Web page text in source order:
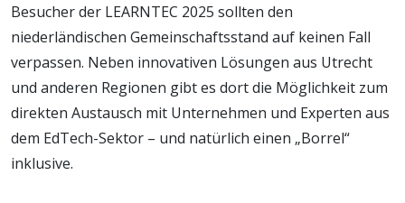
Besucher der LEARNTEC 2025 sollten den
niederländischen Gemeinschaftsstand auf keinen Fall
verpassen. Neben innovativen Lösungen aus Utrecht
und anderen Regionen gibt es dort die Möglichkeit zum
direkten Austausch mit Unternehmen und Experten aus
dem EdTech-Sektor – und natürlich einen „Borrel“
inklusive.